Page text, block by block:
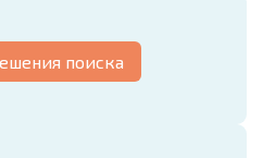
поиска